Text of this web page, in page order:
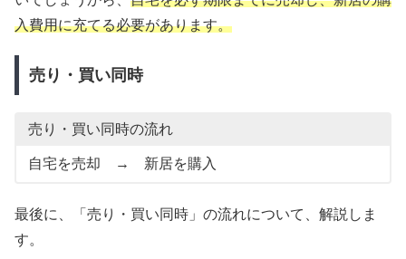
入費用に充てる必要があります。
売り・買い同時
売り・買い同時の流れ
自宅を売却 → 新居を購入
最後に、「売り・買い同時」の流れについて、解説しま
す。